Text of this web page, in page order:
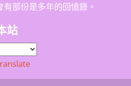
部份是多年的回憶錄。
站